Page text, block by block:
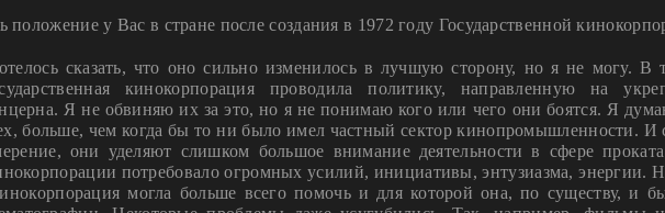
положение у Вас в стране после создания в 1972 году Государственной
сказать, что оно сильно изменилось в лучшую сторону, но я не могу. В
кинокорпорация проводила политику, направленную на
Я не обвиняю их за это, но я не понимаю кого или чего они боятся. Я
больше, чем когда бы то ни было имел частный сектор кинопромышленности. И
они уделяют слишком большое внимание деятельности в сфере
потребовало огромных усилий, инициативы, энтузиазма, энергии.
могла больше всего помочь и для которой она, по существу, и